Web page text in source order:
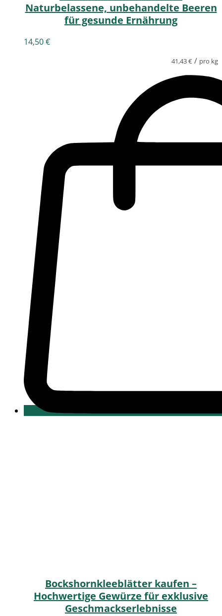
Naturbelassene, unbehandelte Beeren
für gesunde Ernährung
14,50€
41,43€ / pro kg
Bockshornkleeblätter kaufen –
Hochwertige Gewürze für exklusive
Geschmackserlebnisse